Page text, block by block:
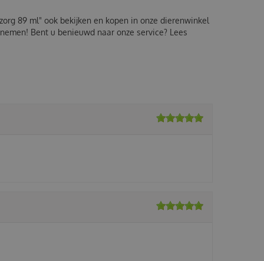
89 ml" ook bekijken en kopen in onze dierenwinkel
Bent u benieuwd naar onze service? Lees